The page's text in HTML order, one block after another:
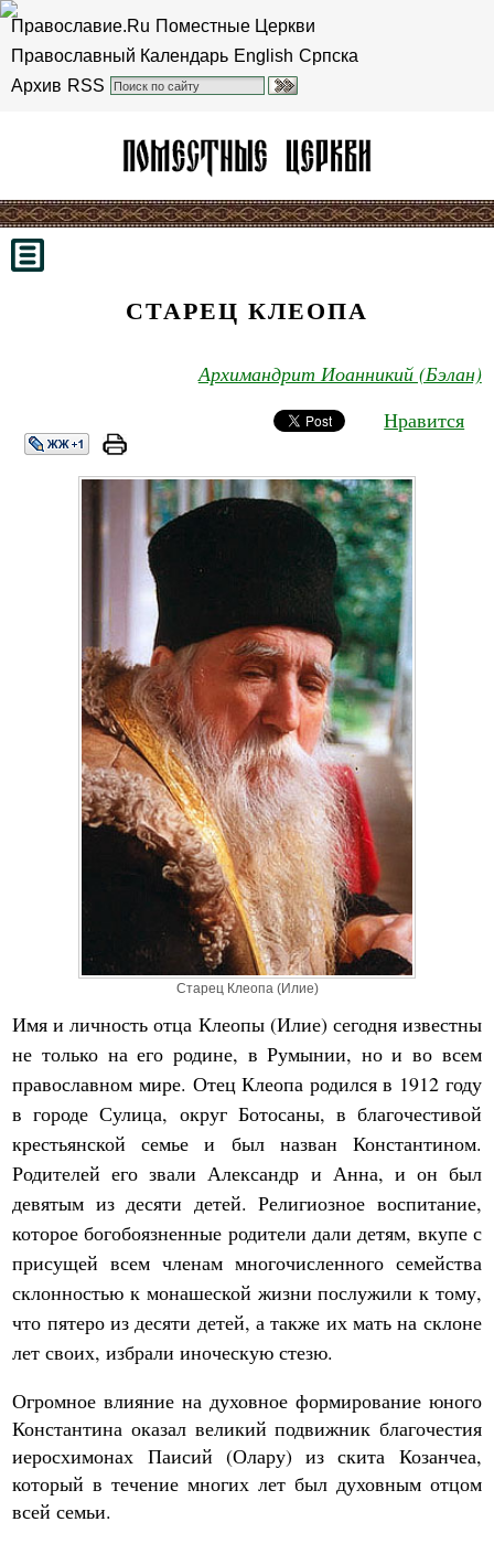
Православие.Ru Поместные Церкви
Православный Календарь English Српска
Архив RSS
СТАРЕЦ КЛЕОПА
Архимандрит Иоанникий (Бэлан)
Нравится
Старец Клеопа (Илие)
Имя и личность отца Клеопы (Илие) сегодня известны
не только на его родине, в Румынии, но и во всем
православном мире. Отец Клеопа родился в 1912 году
в городе Сулица, округ Ботосаны, в благочестивой
крестьянской семье и был назван Константином.
Родителей его звали Александр и Анна, и он был
девятым из десяти детей. Религиозное воспитание,
которое богобоязненные родители дали детям, вкупе с
присущей всем членам многочисленного семейства
склонностью к монашеской жизни послужили к тому,
что пятеро из десяти детей, а также их мать на склоне
лет своих, избрали иноческую стезю.
Огромное влияние на духовное формирование юного
Константина оказал великий подвижник благочестия
иеросхимонах Паисий (Олару) из скита Козанчеа,
который в течение многих лет был духовным отцом
всей семьи.